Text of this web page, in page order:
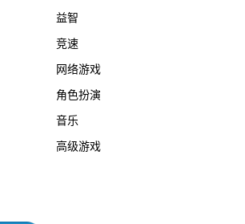
益智
竞速
网络游戏
角色扮演
音乐
高级游戏